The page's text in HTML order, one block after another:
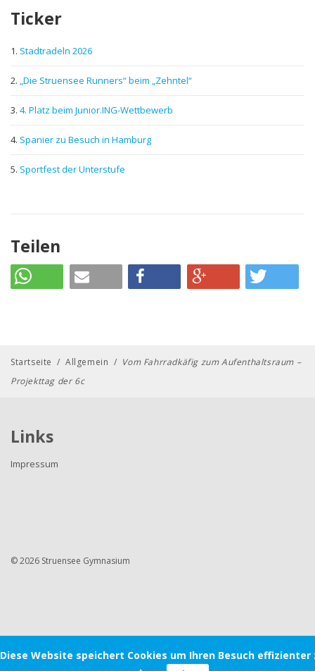
Diese Website speichert Cookies um Ihren Besuch effizienter
Ticker
Stadtradeln 2026
„Die Struensee Runners“ beim „Zehntel“
4. Platz beim Junior.ING-Wettbewerb
Spanier zu Besuch in Hamburg
Sportfest der Unterstufe
Teilen
Startseite / Allgemein / Vom Fahrradkäfig zum Aufenthaltsraum –
Projekttag der 6c
Links
Impressum
© 2026 Struensee Gymnasium